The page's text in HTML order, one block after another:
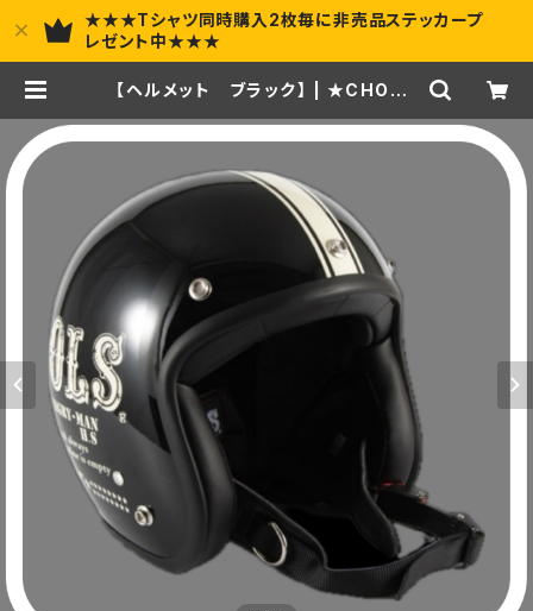
★★★Tシャツ同時購入2枚毎に非売品ステッカープ
レゼント中★★★
【ヘルメット ブラック】 | ★CHOPP